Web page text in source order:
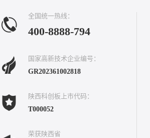
全国统一热线：
400-8888-794
国家高新技术企业编号：
GR202361002818
陕西科创板上市代码：
T000052
荣获陕西省